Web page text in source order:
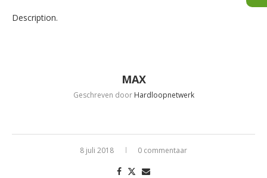
Description.
MAX
Geschreven door Hardloopnetwerk
8 juli 2018 0 commentaar